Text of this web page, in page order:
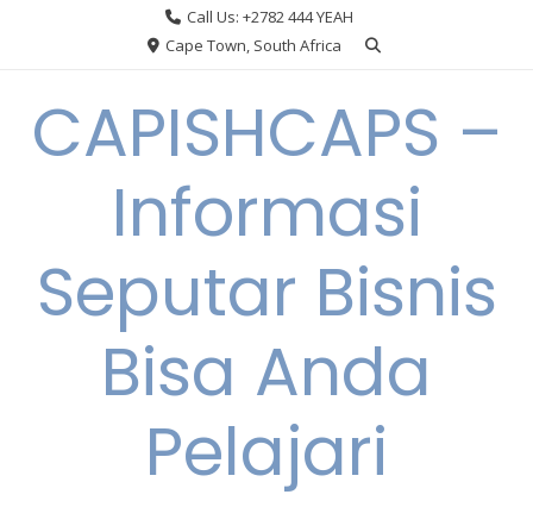
Call Us: +2782 444 YEAH
Cape Town, South Africa
CAPISHCAPS –
Informasi
Seputar Bisnis
Bisa Anda
Pelajari